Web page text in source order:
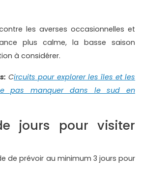
les averses occasionnelles et
plus calme, la basse saison
à considérer.
Circuits pour explorer les îles et les
pas manquer dans le sud en
jours pour visiter
de prévoir au minimum 3 jours pour